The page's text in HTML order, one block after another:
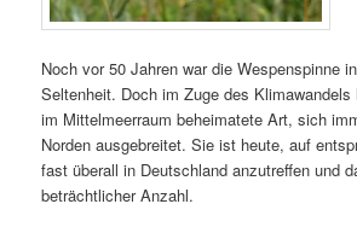
Noch vor 50 Jahren war die Wespenspinne
Seltenheit. Doch im Zuge des
im Mittelmeerraum beheimatete Art, sich
Norden ausgebreitet. Sie ist heute, auf
fast überall in Deutschland anzutreffen und
beträchtlicher Anzahl.